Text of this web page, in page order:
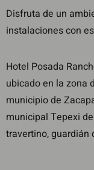
Disfruta de un
instalaciones con
Hotel Posada
ubicado en la zona
municipio de
municipal Tepexi
travertino, guardián